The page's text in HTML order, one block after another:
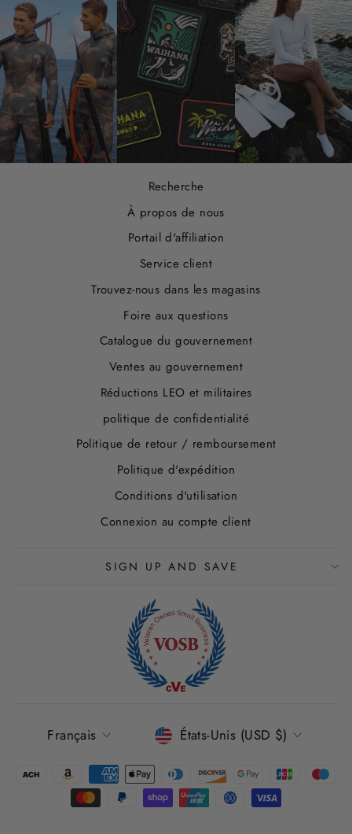
Recherche
À propos de nous
Portail d'affiliation
Service client
Trouvez-nous dans les magasins
Foire aux questions
Catalogue du gouvernement
Ventes au gouvernement
Réductions LEO et militaires
politique de confidentialité
Politique de retour / remboursement
Politique d'expédition
Conditions d'utilisation
Connexion au compte client
SIGN UP AND SAVE
LANGUE
Français DEVISE
États-Unis (USD $)